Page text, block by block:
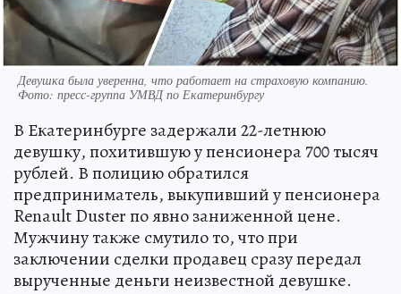
Девушка была уверенна, что работает на страховую компанию.
Фото: пресс-группа УМВД по Екатеринбургу
В Екатеринбурге задержали 22-летнюю
девушку, похитившую у пенсионера 700 тысяч
рублей. В полицию обратился
предприниматель, выкупивший у пенсионера
Renault Duster по явно заниженной цене.
Мужчину также смутило то, что при
заключении сделки продавец сразу передал
вырученные деньги неизвестной девушке.